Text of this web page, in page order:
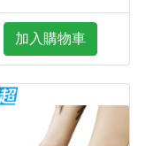
加入購物車